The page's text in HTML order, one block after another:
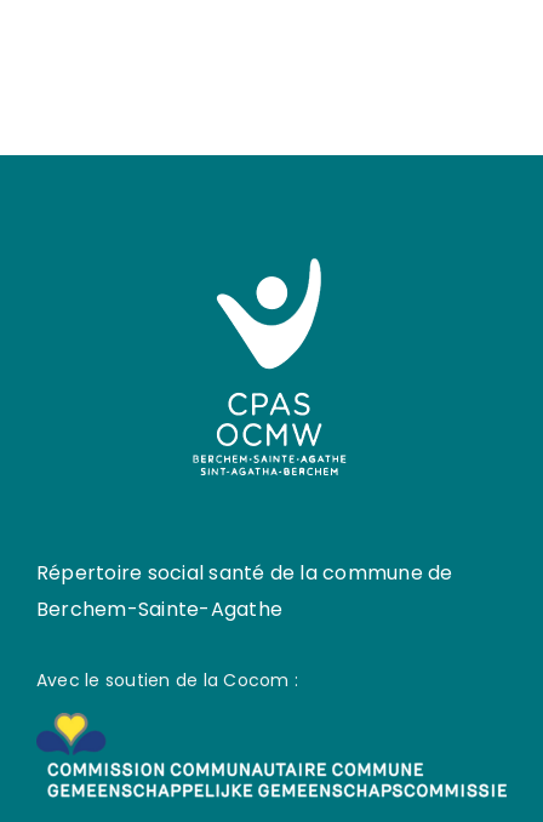
Répertoire social santé de la commune de
Berchem-Sainte-Agathe
Avec le soutien de la Cocom :